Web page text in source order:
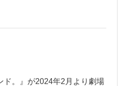
ド。』が2024年2月より劇場